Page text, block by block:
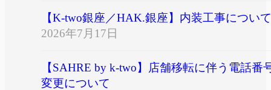
【K-two銀座／HAK.銀座】内装工事について
2026年7月17日
【SAHRE by k-two】店舗移転に伴う電話番
変更について